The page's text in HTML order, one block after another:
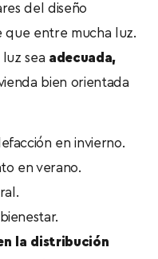
del diseño
que entre mucha luz.
sea adecuada,
bien orientada
en invierno.
en verano.
la distribución